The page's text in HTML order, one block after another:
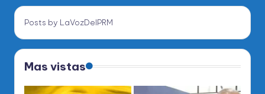
Posts by LaVozDelPRM
Mas vistas